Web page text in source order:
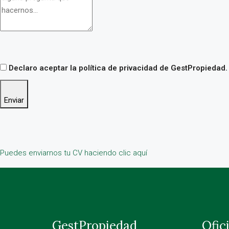
Declaro aceptar la política de privacidad de GestPropiedad.
Enviar
Puedes enviarnos tu CV haciendo clic aquí
GestPropiedad